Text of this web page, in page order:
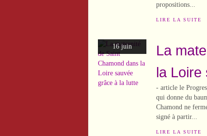
propositions...
LIRE LA SUITE
16 juin
La
la Loire
- article le
qui donne du
Chamond ne
signé à partir...
LIRE LA SUITE